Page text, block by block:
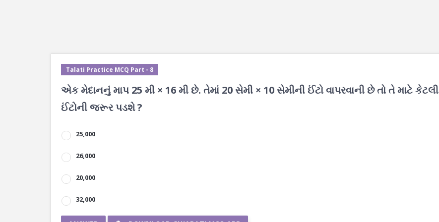
Talati Practice MCQ Part - 8
એક મેદાનનું માપ 25 મી × 16 મી છે. તેમાં 20 સેમી × 10 સેમીની ઈંટો વાપરવાની છે તો તે માટે કેટલી
ઈંટોની જરૂર પડશે ?
25,000
26,000
20,000
32,000